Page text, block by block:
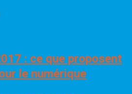
: ce que proposent
le numérique